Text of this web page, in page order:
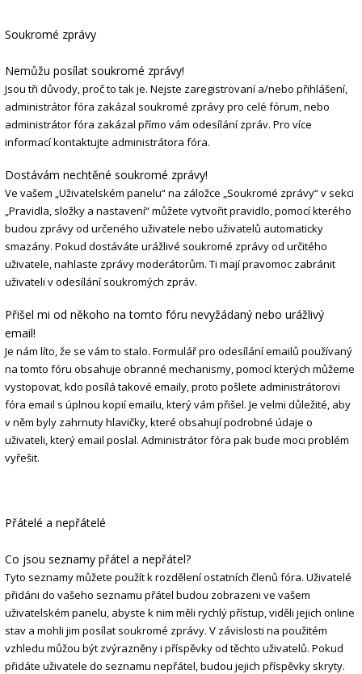
Soukromé zprávy
Nemůžu posílat soukromé zprávy!
Jsou tři důvody, proč to tak je. Nejste zaregistrovaní a/nebo přihlášení,
administrátor fóra zakázal soukromé zprávy pro celé fórum, nebo
administrátor fóra zakázal přímo vám odesílání zpráv. Pro více
informací kontaktujte administrátora fóra.
Dostávám nechtěné soukromé zprávy!
Ve vašem „Uživatelském panelu“ na záložce „Soukromé zprávy“ v sekci
„Pravidla, složky a nastavení“ můžete vytvořit pravidlo, pomocí kterého
budou zprávy od určeného uživatele nebo uživatelů automaticky
smazány. Pokud dostáváte urážlivé soukromé zprávy od určitého
uživatele, nahlaste zprávy moderátorům. Ti mají pravomoc zabránit
uživateli v odesílání soukromých zpráv.
Přišel mi od někoho na tomto fóru nevyžádaný nebo urážlivý
email!
Je nám líto, že se vám to stalo. Formulář pro odesílání emailů používaný
na tomto fóru obsahuje obranné mechanismy, pomocí kterých můžeme
vystopovat, kdo posílá takové emaily, proto pošlete administrátorovi
fóra email s úplnou kopií emailu, který vám přišel. Je velmi důležité, aby
v něm byly zahrnuty hlavičky, které obsahují podrobné údaje o
uživateli, který email poslal. Administrátor fóra pak bude moci problém
vyřešit.
Přátelé a nepřátelé
Co jsou seznamy přátel a nepřátel?
Tyto seznamy můžete použít k rozdělení ostatních členů fóra. Uživatelé
přidáni do vašeho seznamu přátel budou zobrazeni ve vašem
uživatelském panelu, abyste k nim měli rychlý přístup, viděli jejich online
stav a mohli jim posílat soukromé zprávy. V závislosti na použitém
vzhledu můžou být zvýrazněny i příspěvky od těchto uživatelů. Pokud
přidáte uživatele do seznamu nepřátel, budou jejich příspěvky skryty.